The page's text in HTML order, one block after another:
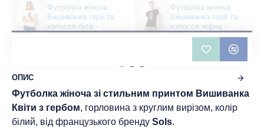
Футболка жіноча
Вишиванка герб та
колосся біла -
Футболка жіноча
Вишиванка герб та
колосся чорна -
DTF11502
ОПИС
Футболка жіноча зі стильним принтом Вишиванка
Квіти з гербом, горловина з круглим вирізом, колір
білий, від французького бренду Sols.